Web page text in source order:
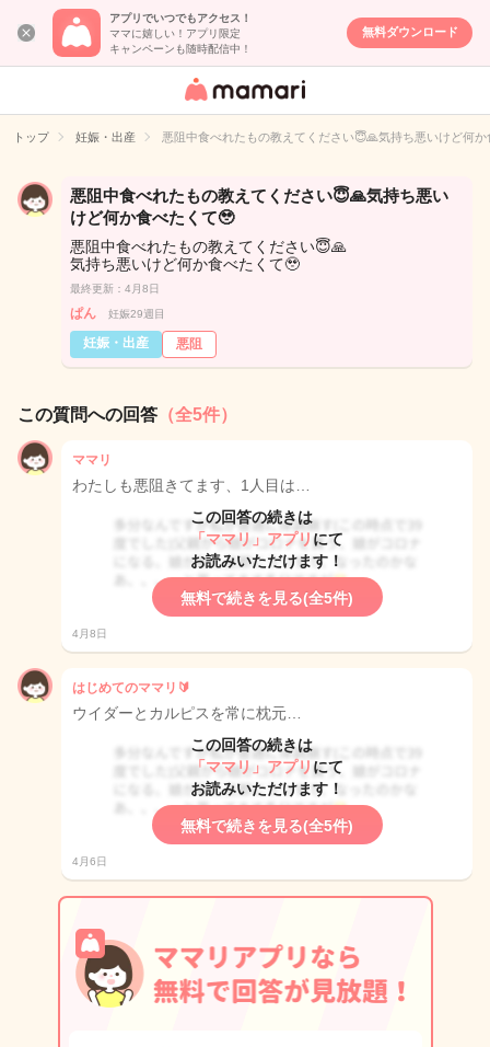
アプリでいつでもアクセス！
ママに嬉しい！アプリ限定
キャンペーンも随時配信中！
無料ダウンロード
女性専用匿名QA
イト
トップ 妊娠・出産 悪阻中食べれたもの教えてください😇🙏気持ち悪いけど何
悪阻中食べれたもの教えてください😇🙏気持ち悪い
けど何か食べたくて🥹
悪阻中食べれたもの教えてください😇🙏
気持ち悪いけど何か食べたくて🥹
最終更新：4月8日
ぱん 妊娠29週目
妊娠・出産 悪阻
この質問への回答 （全5件）
ママリ
わたしも悪阻きてます、1人目は…
この回答の続きは
「ママリ」アプリ にて
お読みいただけます！
無料で続きを見る(全5件)
4月8日
はじめてのママリ🔰‪
ウイダーとカルピスを常に枕元…
この回答の続きは
「ママリ」アプリ にて
お読みいただけます！
無料で続きを見る(全5件)
4月6日